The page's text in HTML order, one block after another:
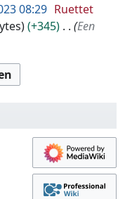
08:29 Ruettet
+345
Een